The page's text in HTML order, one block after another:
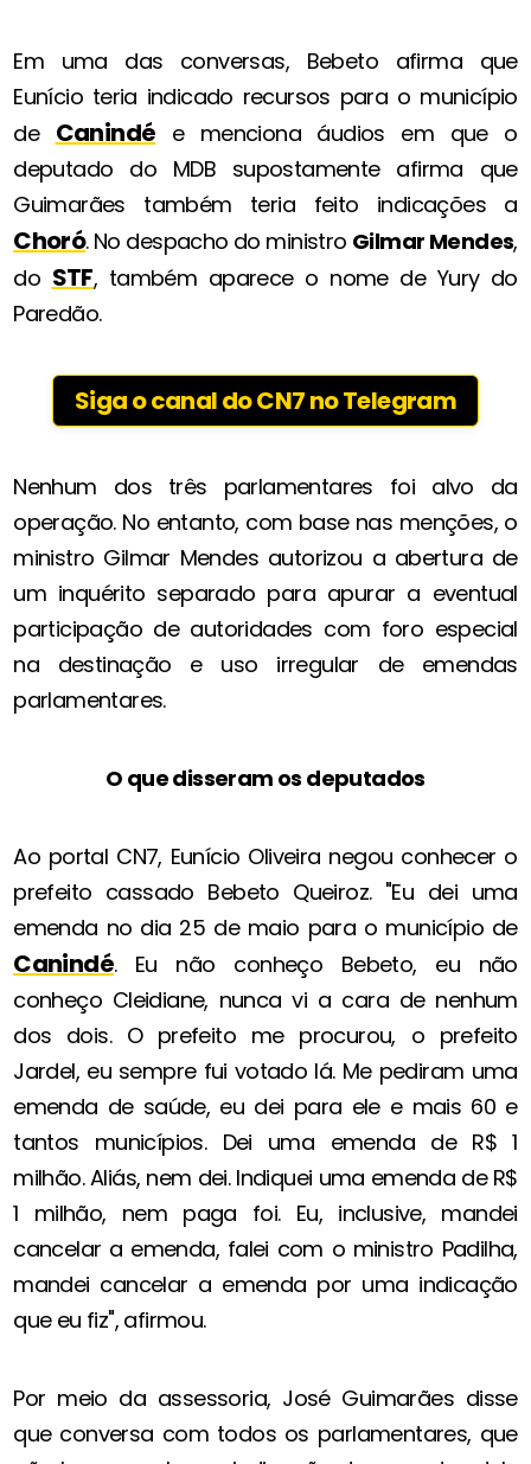
Em uma das conversas, Bebeto afirma que
Eunício teria indicado recursos para o município
de Canindé e menciona áudios em que o
deputado do MDB supostamente afirma que
Guimarães também teria feito indicações a
Choró. No despacho do ministro Gilmar Mendes,
do STF, também aparece o nome de Yury do
Paredão.
Siga o canal do CN7 no Telegram
Nenhum dos três parlamentares foi alvo da
operação. No entanto, com base nas menções, o
ministro Gilmar Mendes autorizou a abertura de
um inquérito separado para apurar a eventual
participação de autoridades com foro especial
na destinação e uso irregular de emendas
parlamentares.
O que disseram os deputados
Ao portal CN7, Eunício Oliveira negou conhecer o
prefeito cassado Bebeto Queiroz. "Eu dei uma
emenda no dia 25 de maio para o município de
Canindé. Eu não conheço Bebeto, eu não
conheço Cleidiane, nunca vi a cara de nenhum
dos dois. O prefeito me procurou, o prefeito
Jardel, eu sempre fui votado lá. Me pediram uma
emenda de saúde, eu dei para ele e mais 60 e
tantos municípios. Dei uma emenda de R$ 1
milhão. Aliás, nem dei. Indiquei uma emenda de R$
1 milhão, nem paga foi. Eu, inclusive, mandei
cancelar a emenda, falei com o ministro Padilha,
mandei cancelar a emenda por uma indicação
que eu fiz", afirmou.
Por meio da assessoria, José Guimarães disse
que conversa com todos os parlamentares, que